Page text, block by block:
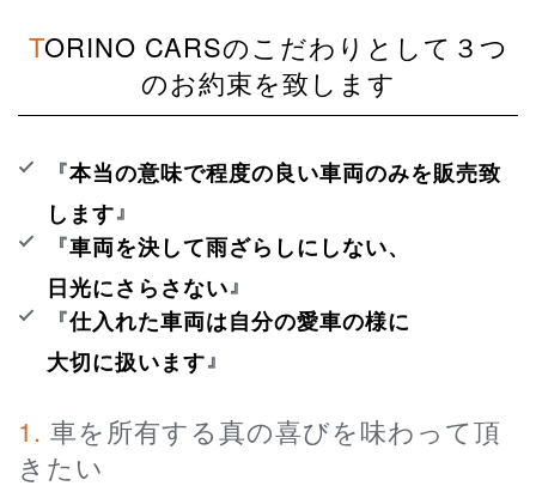
TORINO CARSのこだわりとして３つ
のお約束を致します
『本当の意味で程度の良い車両のみを販売致
します』
『車両を決して雨ざらしにしない、
日光にさらさない』
『仕入れた車両は自分の愛車の様に
大切に扱います』
1. 車を所有する真の喜びを味わって頂
きたい